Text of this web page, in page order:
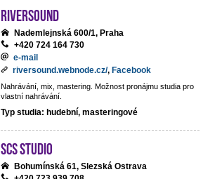
Riversound
Nademlejnská 600/1, Praha
+420 724 164 730
e-mail
riversound.webnode.cz/, Facebook
Nahrávání, mix, mastering. Možnost pronájmu studia pro
vlastní nahrávání.
Typ studia: hudební, masteringové
SCS Studio
Bohumínská 61, Slezská Ostrava